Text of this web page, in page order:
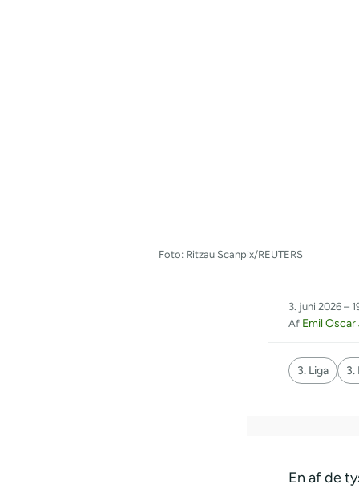
Foto: Ritzau Scanpix/REUTERS
3. juni 2026 –
Af Emil
3. Liga 3.
En af de